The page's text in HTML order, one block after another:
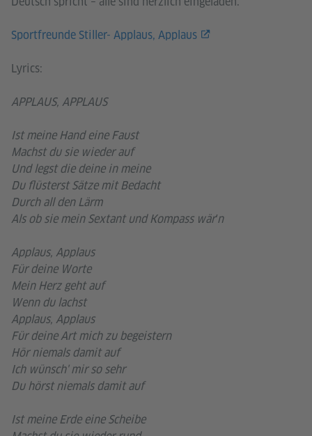
Sportfreunde Stiller- Applaus, Applaus
Lyrics:
APPLAUS, APPLAUS
Ist meine Hand eine Faust
Machst du sie wieder auf
Und legst die deine in meine
Du flüsterst Sätze mit Bedacht
Durch all den Lärm
Als ob sie mein Sextant und Kompass wär′n
Applaus, Applaus
Für deine Worte
Mein Herz geht auf
Wenn du lachst
Applaus, Applaus
Für deine Art mich zu begeistern
Hör niemals damit auf
Ich wünsch' mir so sehr
Du hörst niemals damit auf
Ist meine Erde eine Scheibe